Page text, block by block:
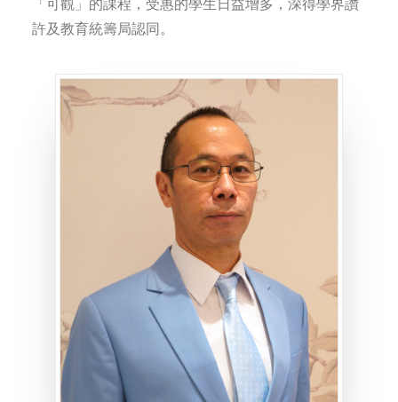
「可觀」的課程，受惠的學生日益增多，深得學界讚
許及教育統籌局認同。